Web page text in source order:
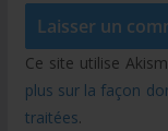
Ce site utilise
plus sur la façon
traitées.